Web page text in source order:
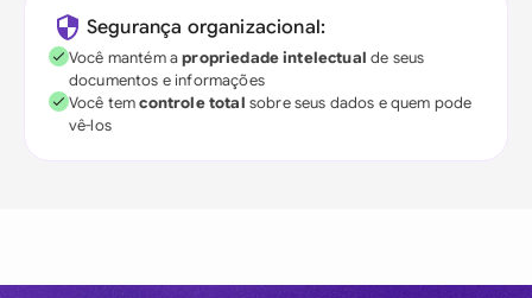
Segurança organizacional:
Você mantém apropriedade intelectual de seus
documentos e informações
Você temcontrole total sobre seus dados e quem pode
vê-los